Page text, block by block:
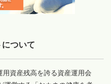
ついて
資産残高を誇る資産運用会